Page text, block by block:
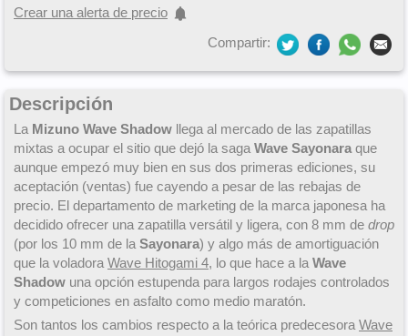
Crear una alerta de precio
Compartir:
Descripción
La Mizuno Wave Shadow llega al mercado de las zapatillas
mixtas a ocupar el sitio que dejó la saga Wave Sayonara que
aunque empezó muy bien en sus dos primeras ediciones, su
aceptación (ventas) fue cayendo a pesar de las rebajas de
precio. El departamento de marketing de la marca japonesa ha
decidido ofrecer una zapatilla versátil y ligera, con 8 mm de drop
(por los 10 mm de la Sayonara) y algo más de amortiguación
que la voladora Wave Hitogami 4, lo que hace a la Wave
Shadow una opción estupenda para largos rodajes controlados
y competiciones en asfalto como medio maratón.
Son tantos los cambios respecto a la teórica predecesora Wave